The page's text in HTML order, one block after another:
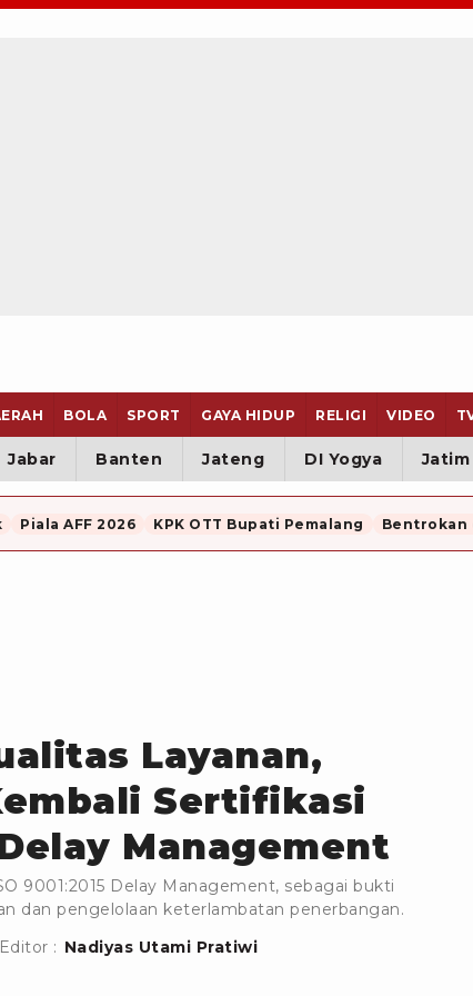
BOLA SPORT GAYA HIDUP RELIGI VIDEO
Jabar Banten Jateng DI Yogya Jatim
Piala AFF 2026 KPK OTT Bupati Pemalang Bentrokan
Layanan,
Sertifikasi
Delay Management
9001:2015 Delay Management, sebagai bukti
dan pengelolaan keterlambatan penerbangan.
Editor : Nadiyas Utami Pratiwi